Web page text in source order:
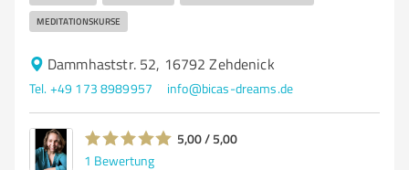
MEDITATIONSKURSE
Dammhaststr. 52, 16792 Zehdenick
Tel. +49 173 8989957 info@bicas-dreams.de
5,00 / 5,00
1 Bewertung